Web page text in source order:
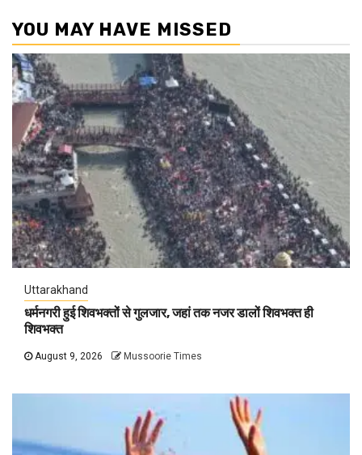
YOU MAY HAVE MISSED
Uttarakhand
धर्मनगरी हुई शिवभक्तों से गुलजार, जहां तक नजर डालों शिवभक्त ही
शिवभक्त
August 9, 2026 Mussoorie Times